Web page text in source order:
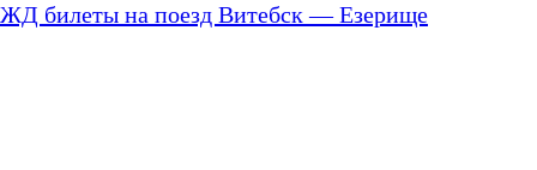
ЖД билеты на поезд Витебск — Езерище